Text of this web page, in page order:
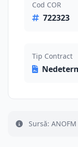
Cod COR
722323
Tip Contract
Sursă: ANOFM